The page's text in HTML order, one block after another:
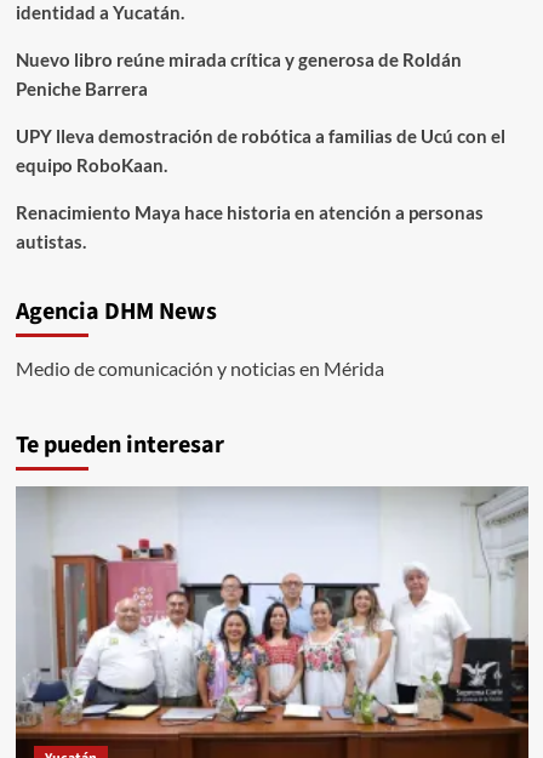
identidad a Yucatán.
Nuevo libro reúne mirada crítica y generosa de Roldán
Peniche Barrera
UPY lleva demostración de robótica a familias de Ucú con el
equipo RoboKaan.
Renacimiento Maya hace historia en atención a personas
autistas.
Agencia DHM News
Medio de comunicación y noticias en Mérida
Te pueden interesar